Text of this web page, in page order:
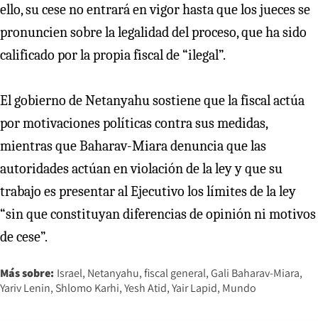
ello, su cese no entrará en vigor hasta que los jueces se
pronuncien sobre la legalidad del proceso, que ha sido
calificado por la propia fiscal de “ilegal”.
El gobierno de Netanyahu sostiene que la fiscal actúa
por motivaciones políticas contra sus medidas,
mientras que Baharav-Miara denuncia que las
autoridades actúan en violación de la ley y que su
trabajo es presentar al Ejecutivo los límites de la ley
“sin que constituyan diferencias de opinión ni motivos
de cese”.
Más sobre: Israel Netanyahu fiscal general Gali Baharav-Miara
Yariv Lenin Shlomo Karhi Yesh Atid Yair Lapid Mundo